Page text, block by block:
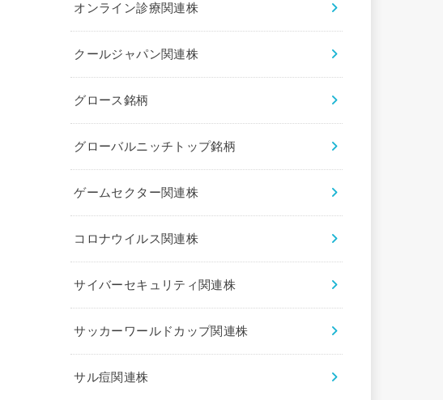
オンライン診療関連株
クールジャパン関連株
グロース銘柄
グローバルニッチトップ銘柄
ゲームセクター関連株
コロナウイルス関連株
サイバーセキュリティ関連株
サッカーワールドカップ関連株
サル痘関連株